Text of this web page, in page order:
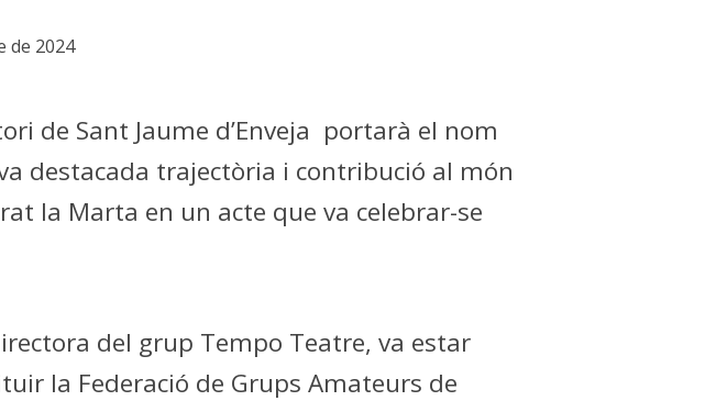
de 2024
de Sant Jaume d’Enveja portarà el nom
destacada trajectòria i contribució al món
la Marta en un acte que va celebrar-se
del grup Tempo Teatre, va estar
la Federació de Grups Amateurs de